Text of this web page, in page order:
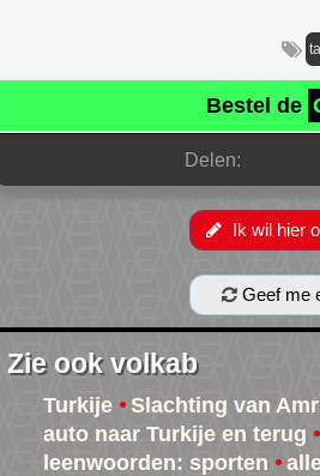
Bestel de
Delen:
Ik wil hier
Geef me
Zie ook volkab
Turkije Slachting van
auto naar Turkije en terug
leenwoorden: sporten